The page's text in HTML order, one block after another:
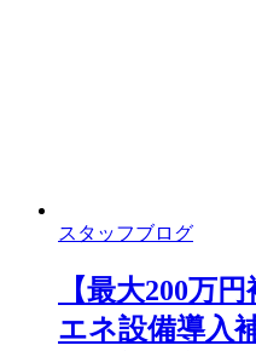
スタッフブログ
【最大200万
エネ設備導入